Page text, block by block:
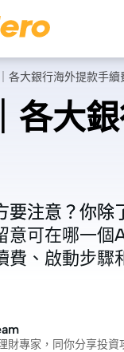
各大銀行海外提款手
各大
要注意？你
意可在哪一
費、啟動步驟
要注意？你
意可在哪一
費、啟動步驟
財專家，同你分享投